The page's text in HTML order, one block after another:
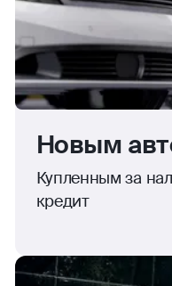
Новым
Купленным за
кредит